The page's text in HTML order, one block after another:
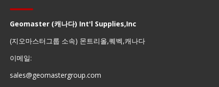
Geomaster (캐나다) Int'l Supplies,Inc
(지오마스터그룹 소속) 몬트리올,퀘벡,캐나다
이메일:
sales@geomastergroup.com